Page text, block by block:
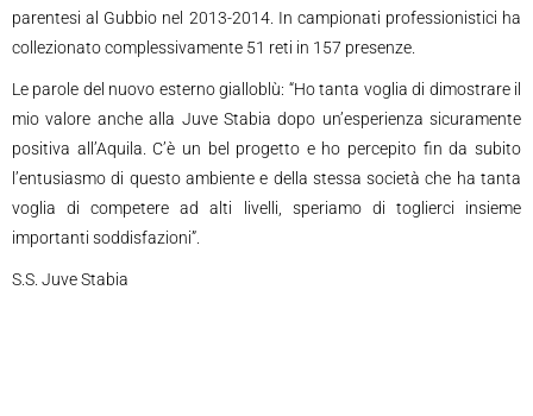
parentesi al Gubbio nel 2013-2014. In campionati professionistici ha
collezionato complessivamente 51 reti in 157 presenze.
Le parole del nuovo esterno gialloblù: “Ho tanta voglia di dimostrare il
mio valore anche alla Juve Stabia dopo un’esperienza sicuramente
positiva all’Aquila. C’è un bel progetto e ho percepito fin da subito
l’entusiasmo di questo ambiente e della stessa società che ha tanta
voglia di competere ad alti livelli, speriamo di toglierci insieme
importanti soddisfazioni”.
S.S. Juve Stabia